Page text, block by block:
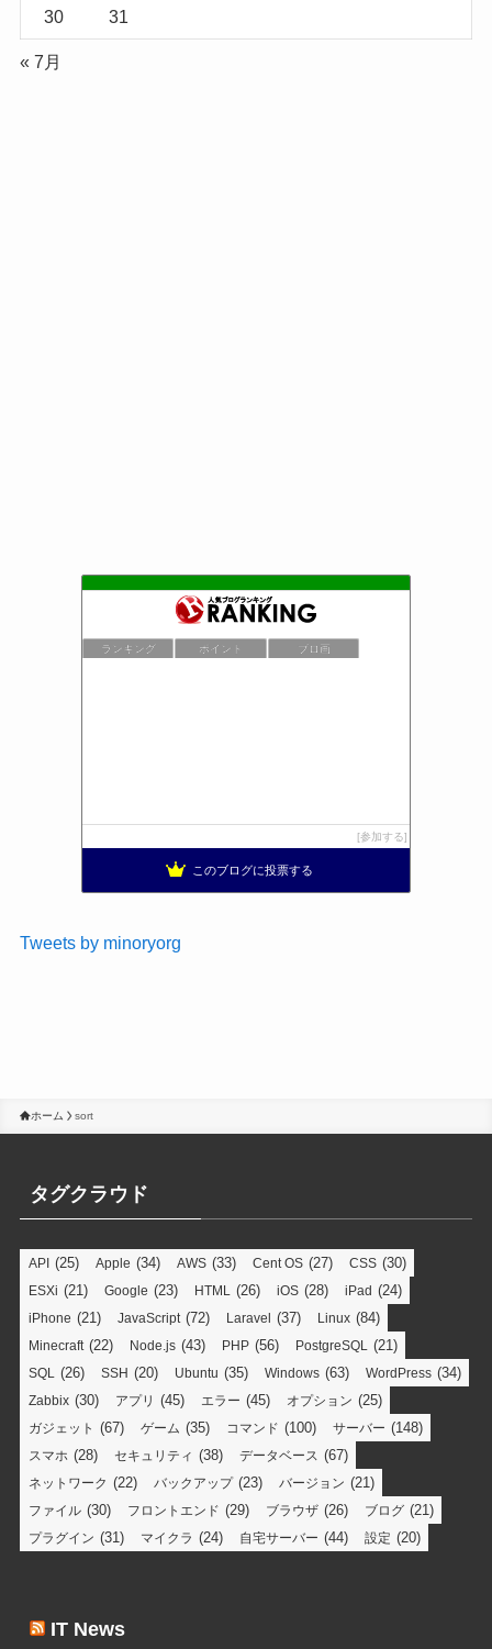
30 31
« 7月
ランキング ポイント ブロ画
参加する
このブログに投票する
Tweets by minoryorg
ホーム sort
タグクラウド
API (25) Apple (34) AWS (33) Cent OS (27) CSS (30)
ESXi (21) Google (23) HTML (26) iOS (28) iPad (24)
iPhone (21) JavaScript (72) Laravel (37) Linux (84)
Minecraft (22) Node.js (43) PHP (56) PostgreSQL (21)
SQL (26) SSH (20) Ubuntu (35) Windows (63) WordPress (34)
Zabbix (30) アプリ (45) エラー (45) オプション (25)
ガジェット (67) ゲーム (35) コマンド (100) サーバー (148)
スマホ (28) セキュリティ (38) データベース (67)
ネットワーク (22) バックアップ(23) バージョン (21)
ファイル (30) フロントエンド (29) ブラウザ (26) ブログ (21)
プラグイン (31) マイクラ (24) 自宅サーバー (44) 設定 (20)
IT News